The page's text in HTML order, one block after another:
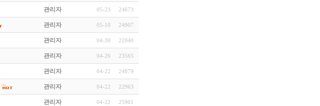
관리자 05-23 24673
관리자 05-10 24907
관리자 04-30 22040
관리자 04-26 23565
관리자 04-22 24879
관리자 04-22 22963
관리자 04-22 25901